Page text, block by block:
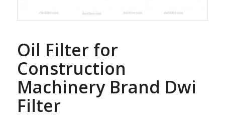
Oil Filter for
Construction
Machinery Brand Dwi
Filter